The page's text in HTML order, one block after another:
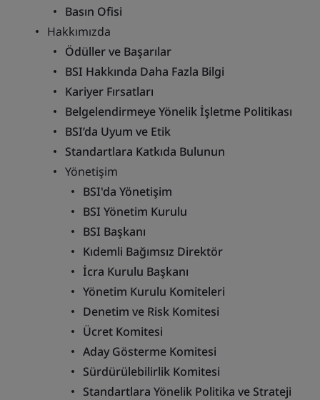
Basın Ofisi
Hakkımızda
Ödüller ve Başarılar
BSI Hakkında Daha Fazla Bilgi
Kariyer Fırsatları
Belgelendirmeye Yönelik İşletme Politikası
BSI’da Uyum ve Etik
Standartlara Katkıda Bulunun
Yönetişim
BSI'da Yönetişim
BSI Yönetim Kurulu
BSI Başkanı
Kıdemli Bağımsız Direktör
İcra Kurulu Başkanı
Yönetim Kurulu Komiteleri
Denetim ve Risk Komitesi
Ücret Komitesi
Aday Gösterme Komitesi
Sürdürülebilirlik Komitesi
Standartlara Yönelik Politika ve Strateji